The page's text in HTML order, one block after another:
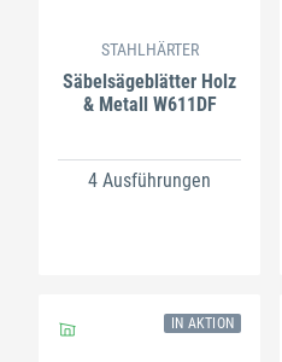
STAHLHÄRTER
Säbelsägeblätter Holz
& Metall W611DF
4 Ausführungen
IN AKTION